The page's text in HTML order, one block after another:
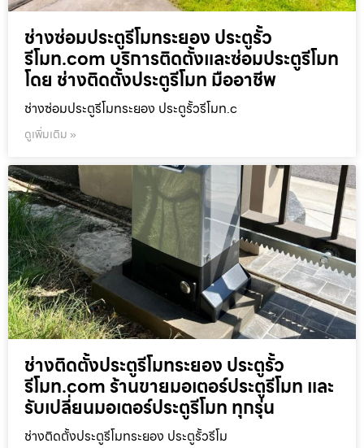
ช่างซ่อมประตูรีโมทระยอง ประตูรั้ว
รีโมท.com บริการติดตั้งและซ่อมประตูรีโมท
โดย ช่างติดตั้งประตูรีโมท มืออาชีพ
ช่างซ่อมประตูรีโมทระยอง ประตูรั้วรีโมท.c
ดูเพิ่มเติม »
ช่างติดตั้งประตูรีโมทระยอง ประตูรั้ว
รีโมท.com ร้านขายมอเตอร์ประตูรีโมท และ
รับเปลี่ยนมอเตอร์ประตูรีโมท ทุกรุ่น
ช่างติดตั้งประตูรีโมทระยอง ประตูรั้วรีโม